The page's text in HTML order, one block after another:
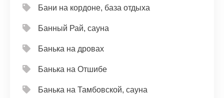
Бани на кордоне, база отдыха
Банный Рай, сауна
Банька на дровах
Банька на Отшибе
Банька на Тамбовской, сауна